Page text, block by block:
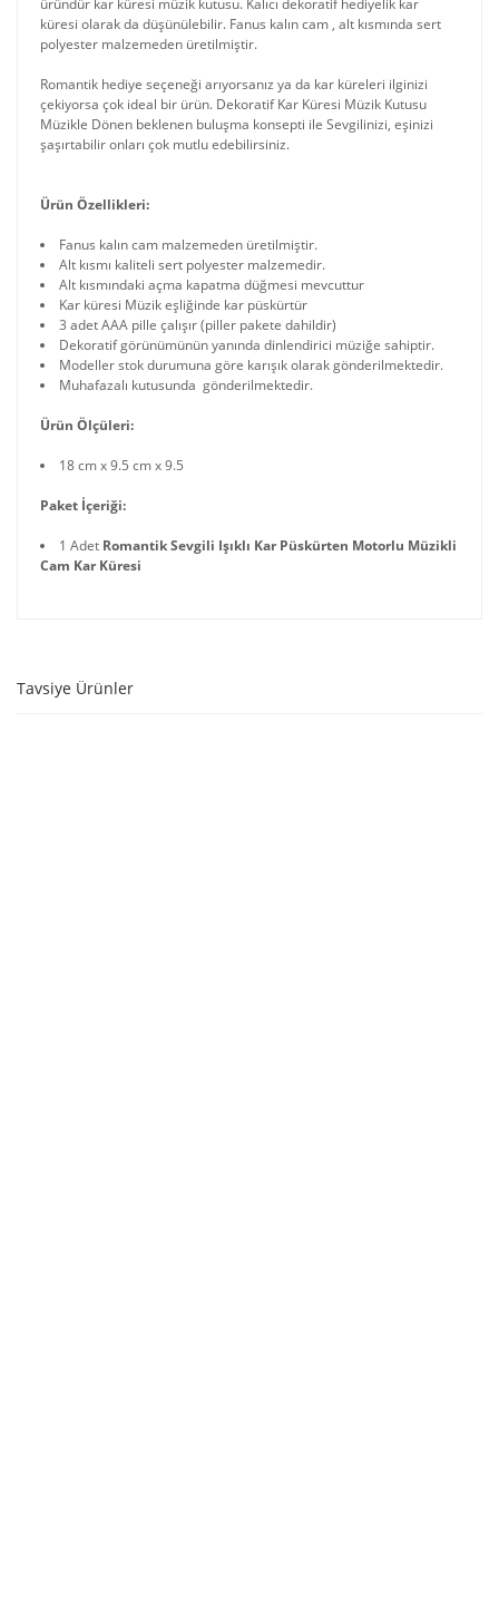
üründür kar küresi müzik kutusu. Kalıcı dekoratif hediyelik kar
küresi olarak da düşünülebilir. Fanus kalın cam , alt kısmında sert
polyester malzemeden üretilmiştir.
Romantik hediye seçeneği arıyorsanız ya da kar küreleri ilginizi
çekiyorsa çok ideal bir ürün. Dekoratif Kar Küresi Müzik Kutusu
Müzikle Dönen beklenen buluşma konsepti ile Sevgilinizi, eşinizi
şaşırtabilir onları çok mutlu edebilirsiniz.
Ürün Özellikleri:
Fanus kalın cam malzemeden üretilmiştir.
Alt kısmı kaliteli sert polyester malzemedir.
Alt kısmındaki açma kapatma düğmesi mevcuttur
Kar küresi Müzik eşliğinde kar püskürtür
3 adet AAA pille çalışır (piller pakete dahildir)
Dekoratif görünümünün yanında dinlendirici müziğe sahiptir.
Modeller stok durumuna göre karışık olarak gönderilmektedir.
Muhafazalı kutusunda gönderilmektedir.
Ürün Ölçüleri:
18 cm x 9.5 cm x 9.5
Paket İçeriği:
1 Adet Romantik Sevgili Işıklı Kar Püskürten Motorlu Müzikli
Cam Kar Küresi
Tavsiye Ürünler